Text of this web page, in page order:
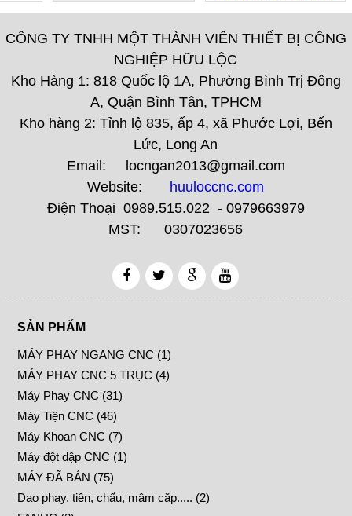
CÔNG TY TNHH MỘT THÀNH VIÊN THIẾT BỊ CÔNG
NGHIỆP HỮU LỘC
Kho Hàng 1: 818 Quốc lộ 1A, Phường Bình Trị Đông
A, Quận Bình Tân, TPHCM
Kho hàng 2: Tỉnh lộ 835, ấp 4, xã Phước Lợi, Bến
Lức, Long An
Email: locngan2013@gmail.com
Website: huuloccnc.com
Điện Thoại 0989.515.022 - 0979663979
MST: 0307023656
SẢN PHẨM
MÁY PHAY NGANG CNC (1)
MÁY PHAY CNC 5 TRỤC (4)
Máy Phay CNC (31)
Máy Tiện CNC (46)
Máy Khoan CNC (7)
Máy đột dập CNC (1)
MÁY ĐÃ BÁN (75)
Dao phay, tiện, chấu, mâm cặp..... (2)